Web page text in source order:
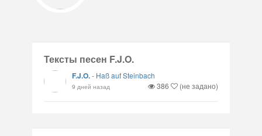
Тексты песен F.J.O.
F.J.O.- Haß auf Steinbach
9 дней назад 386 (не задано)